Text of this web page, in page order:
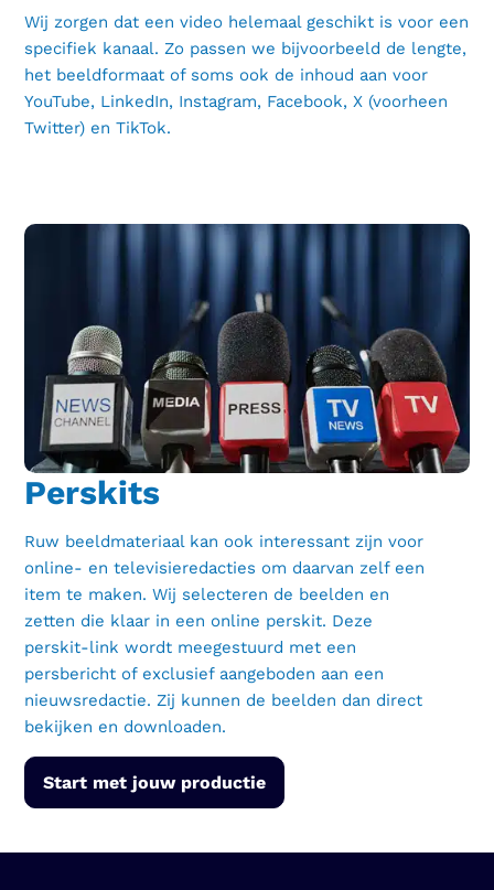
Wij zorgen dat een video helemaal geschikt is voor een
specifiek kanaal. Zo passen we bijvoorbeeld de lengte,
het beeldformaat of soms ook de inhoud aan voor
YouTube, LinkedIn, Instagram, Facebook, X (voorheen
Twitter) en TikTok.
Perskits
Ruw beeldmateriaal kan ook interessant zijn voor
online- en televisieredacties om daarvan zelf een
item te maken. Wij selecteren de beelden en
zetten die klaar in een online perskit. Deze
perskit-link wordt meegestuurd met een
persbericht of exclusief aangeboden aan een
nieuwsredactie. Zij kunnen de beelden dan direct
bekijken en downloaden.
Start met jouw productie